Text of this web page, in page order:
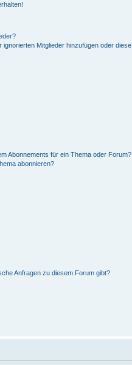
Mitglieder hinzufügen oder diese
Abonnements für ein Thema oder Forum?
abonnieren?
Anfragen zu diesem Forum gibt?